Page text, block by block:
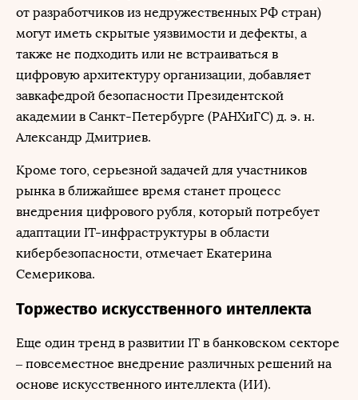
от разработчиков из недружественных РФ стран)
могут иметь скрытые уязвимости и дефекты, а
также не подходить или не встраиваться в
цифровую архитектуру организации, добавляет
завкафедрой безопасности Президентской
академии в Санкт-Петербурге (РАНХиГС) д. э. н.
Александр Дмитриев.
Кроме того, серьезной задачей для участников
рынка в ближайшее время станет процесс
внедрения цифрового рубля, который потребует
адаптации IT-инфраструктуры в области
кибербезопасности, отмечает Екатерина
Семерикова.
Торжество искусственного интеллекта
Еще один тренд в развитии IT в банковском секторе
– повсеместное внедрение различных решений на
основе искусственного интеллекта (ИИ).